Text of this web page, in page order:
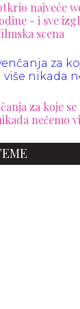
najveće
- i sve
scena
za koje
nećemo